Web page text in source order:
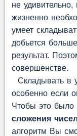
не удивительно,
жизненно
умеет
добьется
результат.
совершенстве.
Складывать в
особенно если
Чтобы это было
сложения
алгоритм Вы